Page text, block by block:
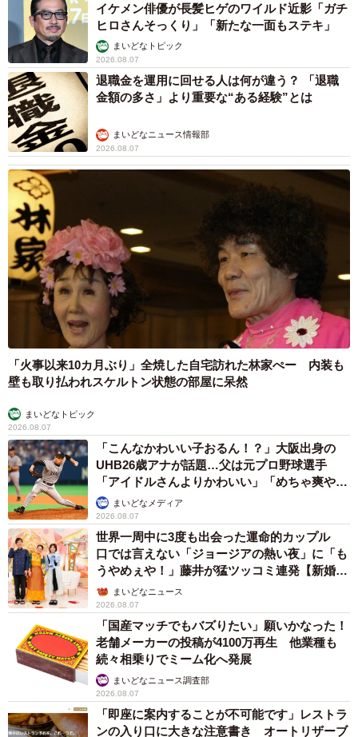
イケメン俳優が長髪ヒゲのワイルド近影「ガチ
ヒロさんそっくり」「新たな一面もステキ」
まいどなトピック
2026.08.07
退職金を運用に回せる人は何が違う？ 「退職
金額の多さ」より重要な“ある経験”とは
まいどなニュース情報部
2026.08.07
「火事以来10カ月ぶり」全焼した自宅訪れた林家ぺー 内装も
壁も取り払われスケルトン状態の部屋に呆然
まいどなトピック
2026.08.07
「こんなかわいい子おるん！？」大阪出身の
UHB26歳アナが話題…父は元プロ野球選手
「アイドルさんよりかわいい」「めちゃ爽や
か」まいどなメディア
2026.08.07
世界一周中に3度も出会った運命的カップル
口では言えない「ジョージアの熱い夜」に「も
うやめぇや！」藤井が猛ツッコミ連発【新婚さ
ん】まいどなニュース
2026.08.07
「国産マッチでもバズりたい」願いかなった！
老舗メーカーの投稿が4100万再生 他業種も
続々相乗りでミーム化へ発展
まいどなニュース調査部
2026.08.07
「即座に案内することが不可能です」レストラ
ンの入り口に大きな注意書き オートリザーブ